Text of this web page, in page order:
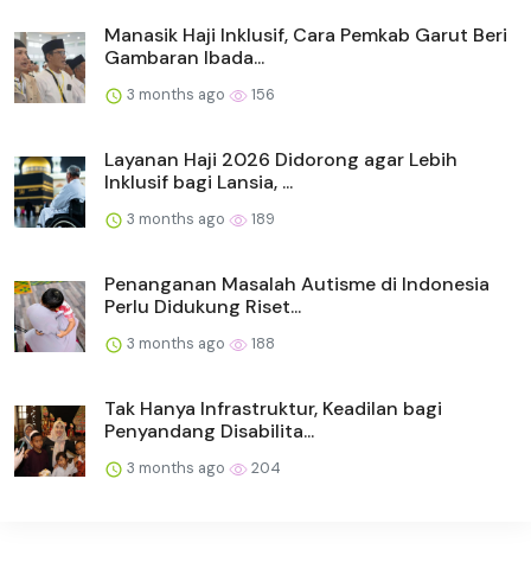
Manasik Haji Inklusif, Cara Pemkab Garut Beri
Gambaran Ibada...
3 months ago 156
Layanan Haji 2026 Didorong agar Lebih
Inklusif bagi Lansia, ...
3 months ago 189
Penanganan Masalah Autisme di Indonesia
Perlu Didukung Riset...
3 months ago 188
Tak Hanya Infrastruktur, Keadilan bagi
Penyandang Disabilita...
3 months ago 204